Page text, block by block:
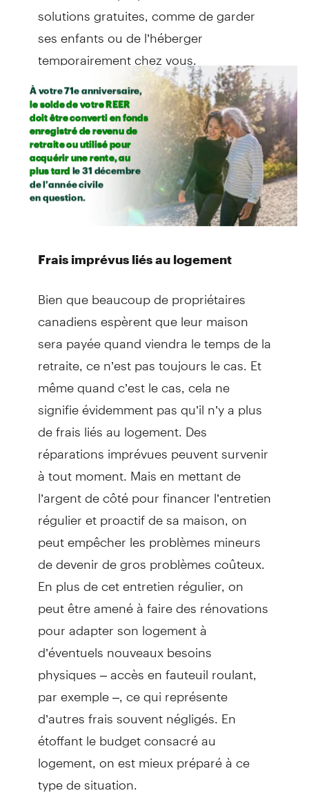
solutions gratuites, comme de garder
ses enfants ou de l’héberger
temporairement chez vous.
Frais imprévus liés au logement
Bien que beaucoup de propriétaires
canadiens espèrent que leur maison
sera payée quand viendra le temps de la
retraite, ce n’est pas toujours le cas. Et
même quand c’est le cas, cela ne
signifie évidemment pas qu’il n’y a plus
de frais liés au logement. Des
réparations imprévues peuvent survenir
à tout moment. Mais en mettant de
l’argent de côté pour financer l’entretien
régulier et proactif de sa maison, on
peut empêcher les problèmes mineurs
de devenir de gros problèmes coûteux.
En plus de cet entretien régulier, on
peut être amené à faire des rénovations
pour adapter son logement à
d’éventuels nouveaux besoins
physiques – accès en fauteuil roulant,
par exemple –, ce qui représente
d’autres frais souvent négligés. En
étoffant le budget consacré au
logement, on est mieux préparé à ce
type de situation.